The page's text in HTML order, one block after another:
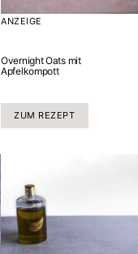
ANZEIGE
Overnight Oats mit
Apfelkompott
ZUM REZEPT